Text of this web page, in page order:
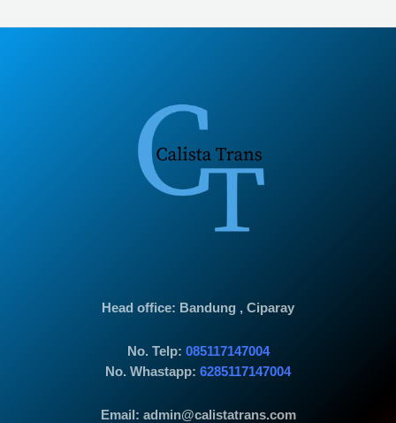
Head office: Bandung , Ciparay
No. Telp: 085117147004
No. Whastapp: 6285117147004
Email: admin@calistatrans.com